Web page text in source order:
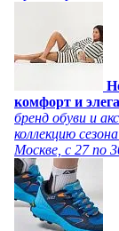
комфорт и
бренд обуви и
коллекцию
Москве, с 27 по